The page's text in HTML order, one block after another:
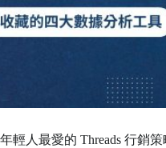
年輕人最愛的 Threads 行銷